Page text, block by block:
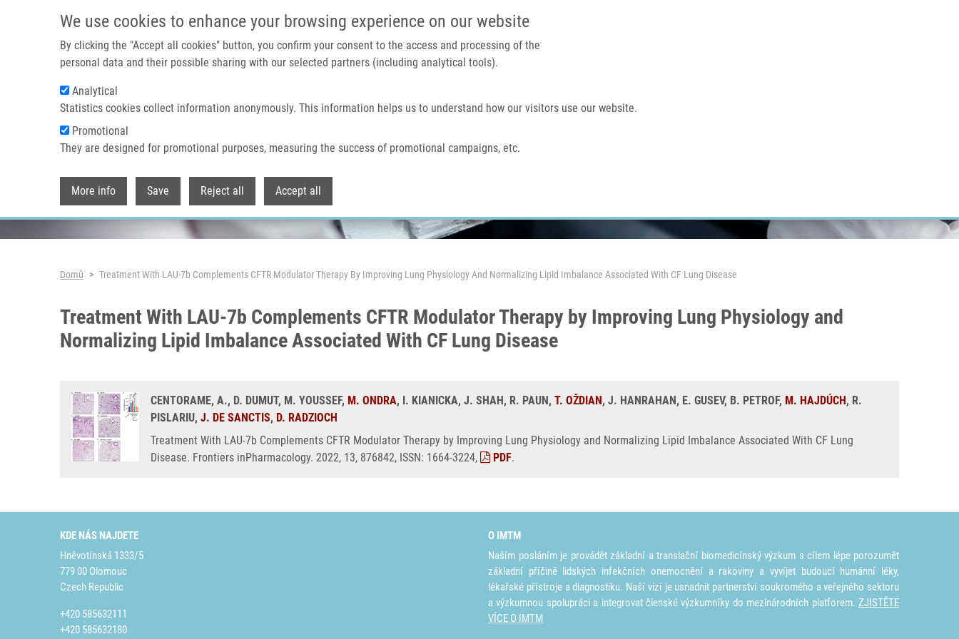
We use cookies to enhance your browsing experience on our website
By clicking the "Accept all cookies" button, you confirm your consent to the access and processing of the
personal data and their possible sharing with our selected partners (including analytical tools).
Analytical
Statistics cookies collect information anonymously. This information helps us to understand how our visitors use our website.
Promotional
They are designed for promotional purposes, measuring the success of promotional campaigns, etc.
More info Save Reject all Accept all
IMTM PORTÁL
Domů O nás
Header image
Drobečková navigace
Domů Treatment With LAU-7b Complements CFTR Modulator Therapy By Improving Lung Physiology And Normalizing Lipid Imbalance Associated With CF Lung Disease
Treatment With LAU-7b Complements CFTR Modulator Therapy by Improving Lung Physiology and
Normalizing Lipid Imbalance Associated With CF Lung Disease
CENTORAME, A., D. DUMUT, M. YOUSSEF, M. ONDRA, I. KIANICKA, J. SHAH, R. PAUN, T. OŽDIAN, J. HANRAHAN, E. GUSEV, B. PETROF, M. HAJDÚCH, R.
PISLARIU, J. DE SANCTIS, D. RADZIOCH
Treatment With LAU-7b Complements CFTR Modulator Therapy by Improving Lung Physiology and Normalizing Lipid Imbalance Associated With CF Lung
Disease. Frontiers inPharmacology. 2022, 13, 876842, ISSN: 1664-3224,
PDF.
KDE NÁS NAJDETE
Hněvotínská 1333/5
779 00 Olomouc
Czech Republic
+420 585632111
+420 585632180
O IMTM
Naším posláním je provádět základní a translační biomedicínský výzkum s cílem lépe porozumět
základní příčině lidských infekčních onemocnění a rakoviny a vyvíjet budoucí humánní léky,
lékařské přístroje a diagnostiku. Naší vizí je usnadnit partnerství soukromého a veřejného sektoru
a výzkumnou spolupráci a integrovat členské výzkumníky do mezinárodních platforem. ZJISTĚTE
VÍCE O IMTM